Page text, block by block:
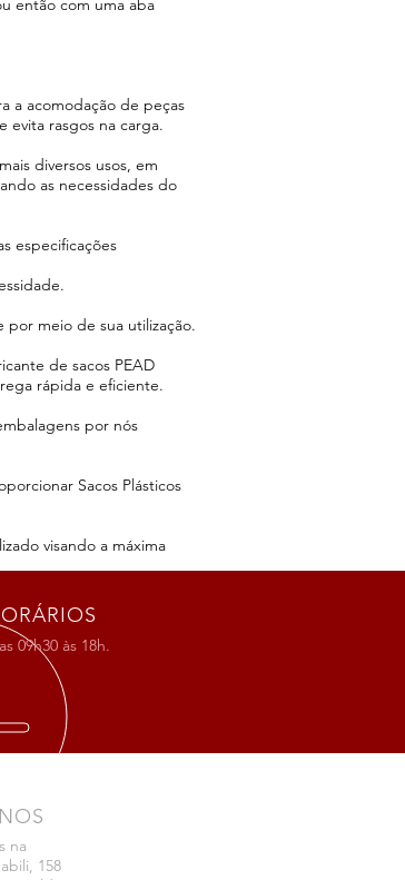
então com uma aba
a acomodação de peças
evita rasgos na carga.
diversos usos, em
as necessidades do
especificações
meio de sua utilização.
de sacos PEAD
rápida e eficiente.
por nós
Sacos Plásticos
visando a máxima
09h30 às 18h.
na
158